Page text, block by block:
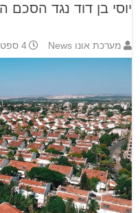
יוסי בן דוד נגד הסכם
מערכת אונו News 4 ספטמבר 2018 13:29